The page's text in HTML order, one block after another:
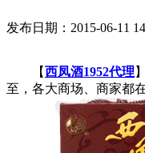
发布日期：2015-06-11
【西凤酒1952代理
至，各大商场、商家都